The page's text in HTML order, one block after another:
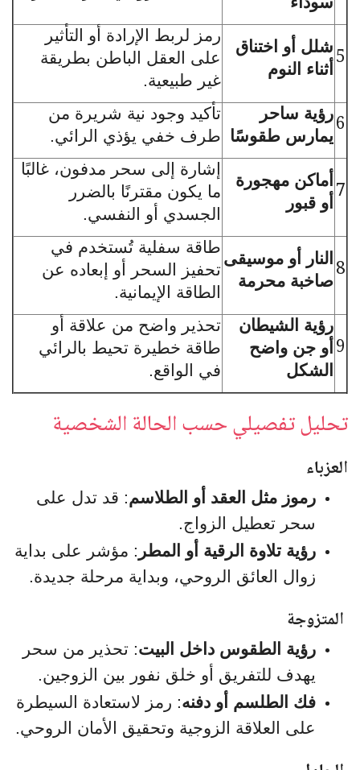
5 شلل أو اختناق
أثناء النوم
رمز لربط الإرادة أو التأثير
على العقل الباطن بطريقة
غير طبيعية.
6رؤية ساحر
يمارس طقوسًا
تأكيد وجود نية شريرة من
طرف خفي يؤذي الرائي.
7 أماكن مهجورة
أو قبور
إشارة إلى سحر مدفون، غالبًا
ما يكون مقترنًا بالضرر
الجسدي أو النفسي.
8 النار أو موسيقى
صاخبة محرمة
طاقة سفلية تُستخدم في
تحفيز السحر أو إبعاده عن
الطاقة الإيمانية.
9
رؤية الشيطان
أو جن واضح
الشكل
تحذير واضح من علاقة أو
طاقة خطيرة تحيط بالرائي
في الواقع.
تحليل تفصيلي حسب الحالة الشخصية
العزباء
رموز مثل العقد أو الطلاسم: قد تدل على
سحر تعطيل الزواج.
رؤية تلاوة الرقية أو المطر : مؤشر على بداية
زوال العائق الروحي، وبداية مرحلة جديدة.
المتزوجة
رؤية الطقوس داخل البيت: تحذير من سحر
يهدف للتفريق أو خلق نفور بين الزوجين.
فك الطلسم أو دفنه: رمز لاستعادة السيطرة
على العلاقة الزوجية وتحقيق الأمان الروحي.